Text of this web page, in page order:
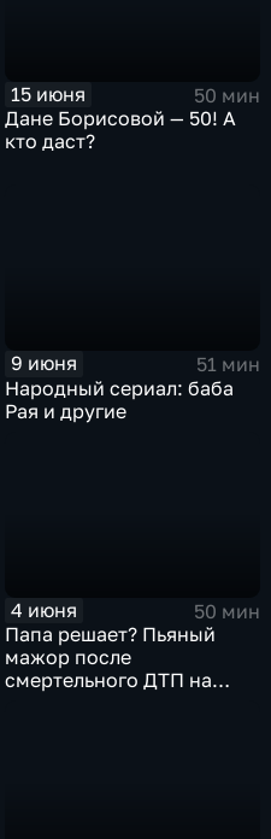
15 июня
50 мин
Дане Борисовой — 50! А
кто даст?
9 июня
51 мин
Народный сериал: баба
Рая и другие
4 июня
50 мин
Папа решает? Пьяный
мажор после
смертельного ДТП на